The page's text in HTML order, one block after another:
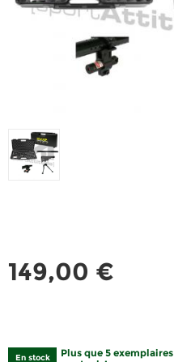
149,00 €
En stock
Plus que 5 exemplaires